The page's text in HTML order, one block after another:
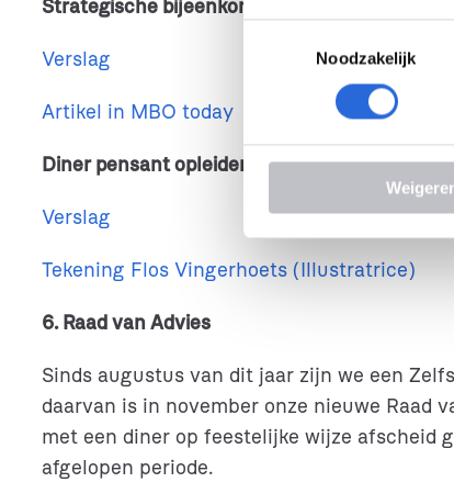
e
n
e
l
e
Noodzakelijk
Strategische bijeenkomst:
Verslag
Artikel in MBO today
Diner pensant opleiders (Back to the future):
Verslag
Tekening Flos Vingerhoets (Illustratrice)
6. Raad van Advies
Sinds augustus van dit jaar zijn we een
daarvan is in november onze nieuwe Raad
met een diner op feestelijke wijze afscheid
afgelopen periode.